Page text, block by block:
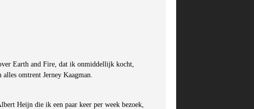
Earth and Fire, dat ik onmiddellijk kocht,
alles omtrent Jerney Kaagman.
Heijn die ik een paar keer per week bezoek,